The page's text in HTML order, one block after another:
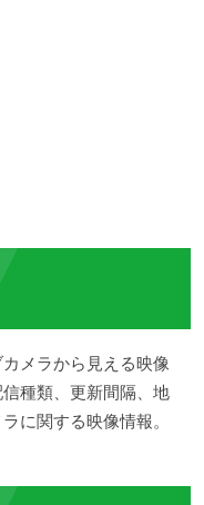
メラから見える映像
種類、更新間隔、地
に関する映像情報。